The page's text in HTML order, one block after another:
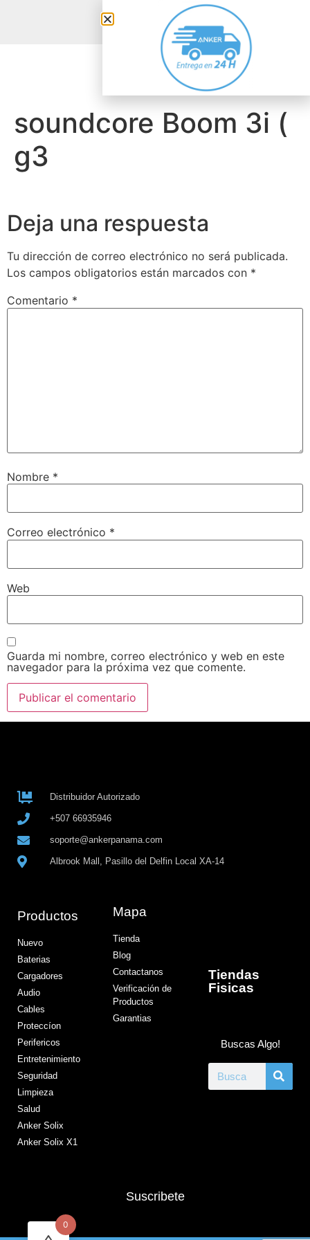
soundcore Boom 3i (
g3
Deja una respuesta
Tu dirección de correo electrónico no será publicada.
Los campos obligatorios están marcados con *
Comentario *
Nombre *
Correo electrónico *
Web
Guarda mi nombre, correo electrónico y web en este
navegador para la próxima vez que comente.
Distribuidor Autorizado
+507 66935946
soporte@ankerpanama.com
Albrook Mall, Pasillo del Delfin Local XA-14
Productos
Nuevo
Baterias
Cargadores
Audio
Cables
Proteccíon
Perifericos
Entretenimiento
Seguridad
Limpieza
Salud
Anker Solix
Anker Solix X1
Mapa
Tienda
Blog
Contactanos
Verificación de
Productos
Garantias
Tiendas
Fisicas
Buscas Algo!
Suscribete
0